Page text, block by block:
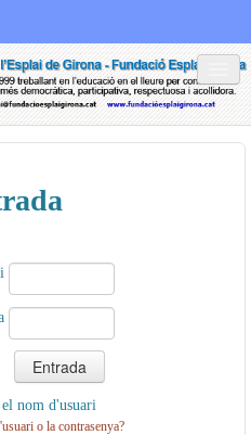
Social networks
el nom d'usuari
o la contrasenya?